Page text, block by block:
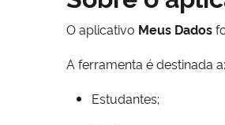
O aplicativo Meus Dados
A ferramenta é destinada a:
Estudantes;